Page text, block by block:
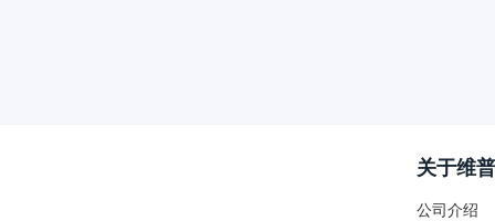
关于维普
公司介绍